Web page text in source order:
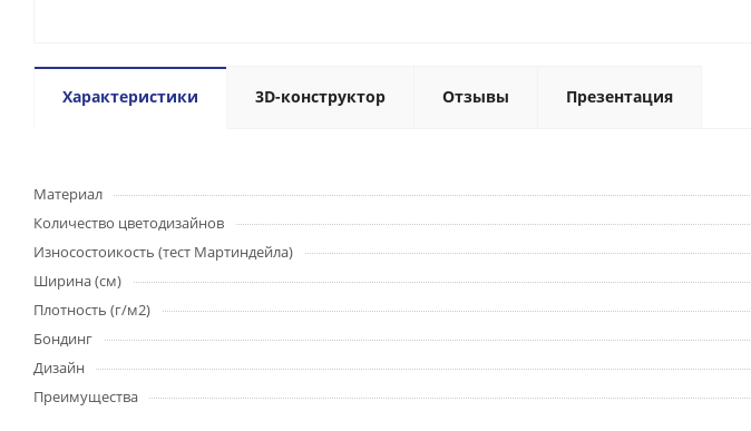
Характеристики 3D-конструктор Отзывы Презентация
Материал
Количество цветодизайнов
Износостоикость (тест Мартиндейла)
Ширина (см)
Плотность (г/м2)
Бондинг
Дизайн
Преимущества